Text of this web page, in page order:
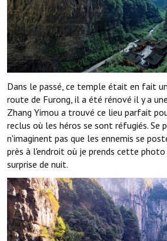
Dans le passé, ce temple était en fait
route de Furong, il a été rénové il y a
Zhang Yimou a trouvé ce lieu parfait
reclus où les héros se sont réfugiés. Se
n'imaginent pas que les ennemis se
près à l'endroit où je prends cette
surprise de nuit.